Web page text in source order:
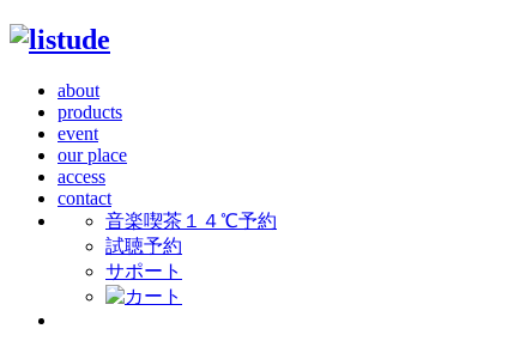
about
products
event
our place
access
contact
音楽喫茶１４℃予約
試聴予約
サポート